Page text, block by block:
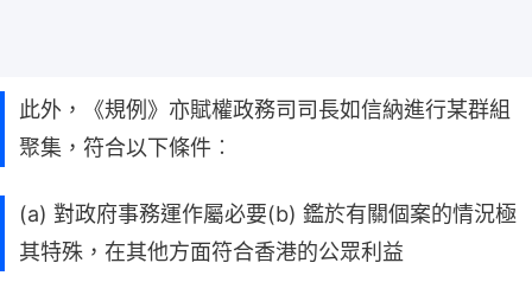
此外，《規例》亦賦權政務司司長如信納進行某群組
聚集，符合以下條件︰
(a) 對政府事務運作屬必要(b) 鑑於有關個案的情況極
其特殊，在其他方面符合香港的公眾利益